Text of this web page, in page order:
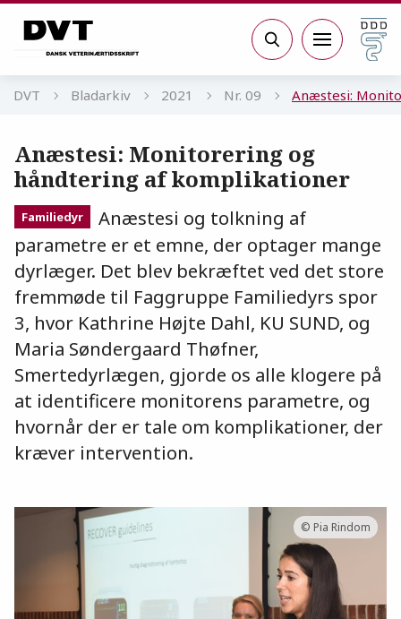
Søg
DVT Bladarkiv 2021 Nr. 09 Anæstesi:
Anæstesi: Monitorering og
håndtering af komplikationer
Familiedyr
Anæstesi og tolkning af
parametre er et emne, der optager mange
dyrlæger. Det blev bekræftet ved det store
fremmøde til Faggruppe Familiedyrs spor
3, hvor Kathrine Højte Dahl, KU SUND, og
Maria Søndergaard Thøfner,
Smertedyrlægen, gjorde os alle klogere på
at identificere monitorens parametre, og
hvornår der er tale om komplikationer, der
kræver intervention.
© Pia Rindom